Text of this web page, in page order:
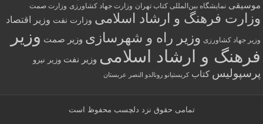
موسیقی نمایشگاه بین‌المللی کتاب تهران وزارت جهاد کشاورزی وزارت صمت
وزارت فرهنگ و ارشاد اسلامی وزارت نفت وزیر اقتصاد
وزیر جهاد کشاورزی وزیر راه و شهرسازی وزیر صمت وزیر
فرهنگ و ارشاد اسلامی وزیر نفت وزیر نیرو
پرسپولیس کتاب کریستیانو رونالدو النصر عربستان
تمامی حقوق نزد دلچسب محفوظ است